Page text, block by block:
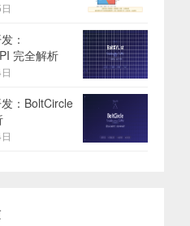
：
完全解析
：BoltCircle